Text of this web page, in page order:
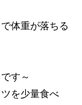
体重が落ちる
す～
を少量食べ